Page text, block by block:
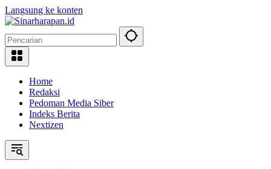
Langsung ke konten
Home
Redaksi
Pedoman Media Siber
Indeks Berita
Nextizen